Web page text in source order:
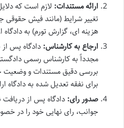
ارائه مستندات: لازم است که
تغییر شرایط (مانند فیش حقوقی
هزینه ای، گزارش تورم) به دادگاه
ارجاع به کارشناس: دادگاه پس از
مجدداً به کارشناس رسمی
بررسی دقیق مستندات و وضعیت
برای نفقه تعدیل شده به دادگاه
صدور رای: دادگاه پس از
جوانب، رای نهایی خود را در